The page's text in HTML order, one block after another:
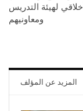
أخلاقي لهيئة التدريس
ومعاونيهم
المزيد عن المؤلف